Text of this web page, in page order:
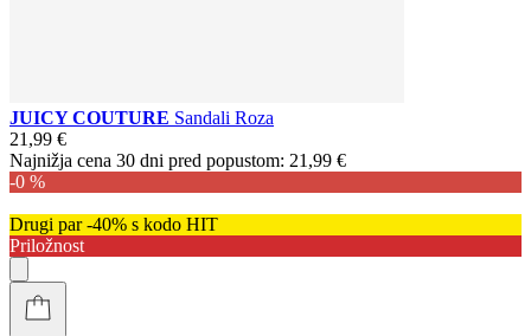
JUICY COUTURE Sandali Roza
21,99 €
Najnižja cena 30 dni pred popustom: 21,99 €
-0 %
Drugi par -40% s kodo HIT
Priložnost